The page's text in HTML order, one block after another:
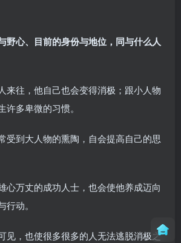
野心、目前的身份与地位，同与什么人
来往，他自己也会变得消极；跟小人物
多卑微的习惯。
受到大人物的熏陶，自会提高自己的思
心万丈的成功人士，也会使他养成迈向
动。
见，也使很多很多的人无法逃脱消极之